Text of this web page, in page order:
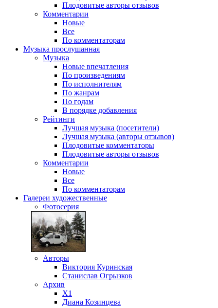
Плодовитые авторы отзывов
Комментарии
Новые
Все
По комментаторам
Музыка прослушанная
Музыка
Новые впечатления
По произведениям
По исполнителям
По жанрам
По годам
В порядке добавления
Рейтинги
Лучшая музыка (посетители)
Лучшая музыка (авторы отзывов)
Плодовитые комментаторы
Плодовитые авторы отзывов
Комментарии
Новые
Все
По комментаторам
Галереи художественные
Фотосерия
Авторы
Виктория Куринская
Станислав Огрызков
Архив
X1
Диана Козинцева